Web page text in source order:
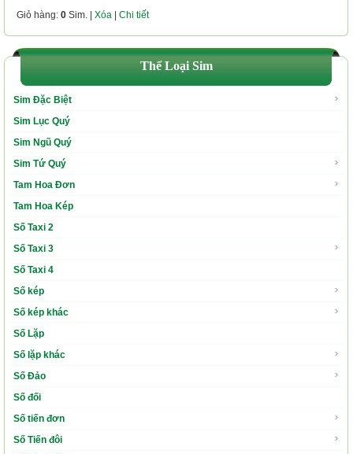
Giỏ hàng: 0 Sim. | Xóa | Chi tiết
Thể Loại Sim
Sim Đặc Biệt
Sim Lục Quý
Sim Ngũ Quý
Sim Tứ Quý
Tam Hoa Đơn
Tam Hoa Kép
Số Taxi 2
Số Taxi 3
Số Taxi 4
Số kép
Số kép khác
Số Lặp
Số lặp khác
Số Đảo
Số đối
Số tiến đơn
Số Tiến đôi